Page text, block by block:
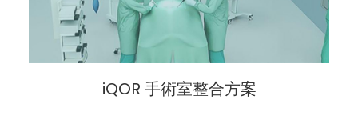
iQOR 手術室整合方案